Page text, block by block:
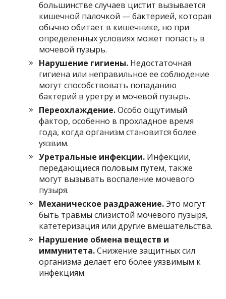
большинстве случаев цистит вызывается
кишечной палочкой — бактерией, которая
обычно обитает в кишечнике, но при
определенных условиях может попасть в
мочевой пузырь.
Нарушение гигиены. Недостаточная
гигиена или неправильное ее соблюдение
могут способствовать попаданию
бактерий в уретру и мочевой пузырь.
Переохлаждение.Особо ощутимый
фактор, особенно в прохладное время
года, когда организм становится более
уязвим.
Уретральные инфекции. Инфекции,
передающиеся половым путем, также
могут вызывать воспаление мочевого
пузыря.
Механическое раздражение.Это могут
быть травмы слизистой мочевого пузыря,
катетеризация или другие вмешательства.
Нарушение обмена веществ и
иммунитета.Снижение защитных сил
организма делает его более уязвимым к
инфекциям.